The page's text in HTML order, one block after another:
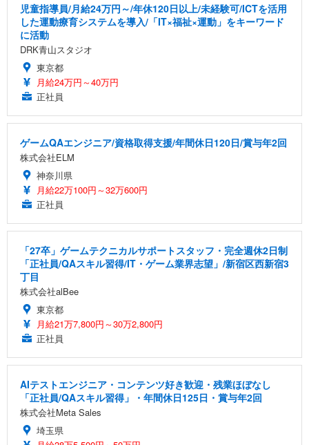
児童指導員/月給24万円～/年休120日以上/未経験可/ICTを活用
した運動療育システムを導入/「IT×福祉×運動」をキーワード
に活動
DRK青山スタジオ
東京都
月給24万円～40万円
正社員
ゲームQAエンジニア/資格取得支援/年間休日120日/賞与年2回
株式会社ELM
神奈川県
月給22万100円～32万600円
正社員
「27卒」ゲームテクニカルサポートスタッフ・完全週休2日制
「正社員/QAスキル習得/IT・ゲーム業界志望」/新宿区西新宿3
丁目
株式会社alBee
東京都
月給21万7,800円～30万2,800円
正社員
AIテストエンジニア・コンテンツ好き歓迎・残業ほぼなし
「正社員/QAスキル習得」・年間休日125日・賞与年2回
株式会社Meta Sales
埼玉県